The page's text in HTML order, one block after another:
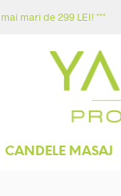
mari de 299 LEI! ***
ACASA
CANDELE MASAJ